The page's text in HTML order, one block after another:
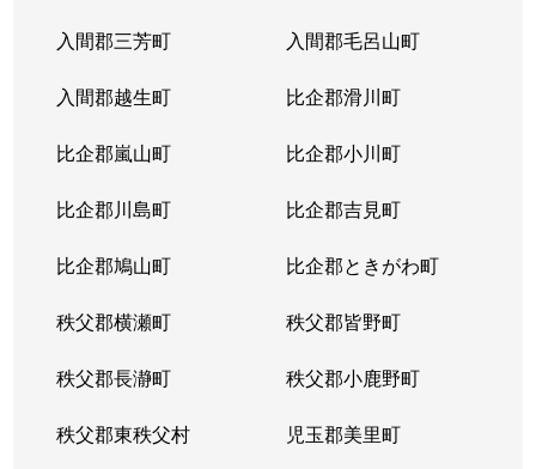
入間郡三芳町 入間郡毛呂山町
入間郡越生町 比企郡滑川町
比企郡嵐山町 比企郡小川町
比企郡川島町 比企郡吉見町
比企郡鳩山町 比企郡ときがわ町
秩父郡横瀬町 秩父郡皆野町
秩父郡長瀞町 秩父郡小鹿野町
秩父郡東秩父村 児玉郡美里町